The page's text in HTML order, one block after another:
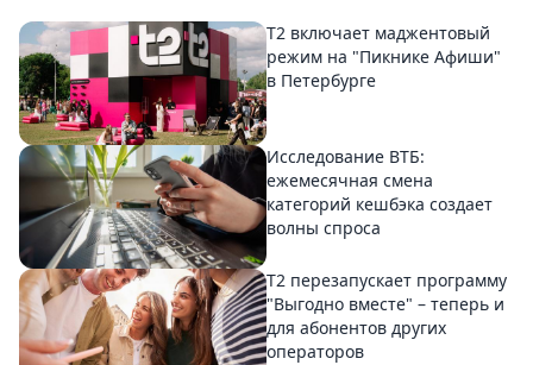
Т2 включает маджентовый
режим на "Пикнике Афиши"
в Петербурге
Исследование ВТБ:
ежемесячная смена
категорий кешбэка создает
волны спроса
Т2 перезапускает программу
"Выгодно вместе" – теперь и
для абонентов других
операторов